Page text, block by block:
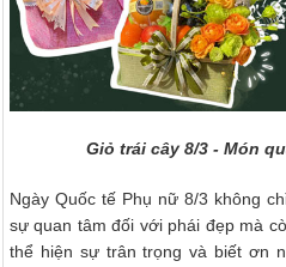
Giỏ trái cây 8/3 - Món
Ngày Quốc tế Phụ nữ 8/3 không
sự quan tâm đối với phái đẹp mà
thể hiện sự trân trọng và biết ơn